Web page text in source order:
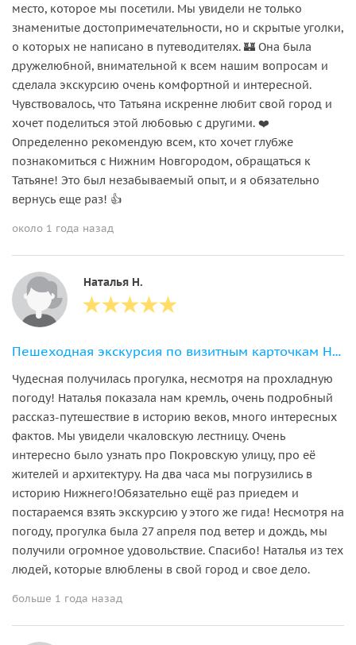
место, которое мы посетили. Мы увидели не только
знаменитые достопримечательности, но и скрытые уголки,
о которых не написано в путеводителях. 🏰 Она была
дружелюбной, внимательной к всем нашим вопросам и
сделала экскурсию очень комфортной и интересной.
Чувствовалось, что Татьяна искренне любит свой город и
хочет поделиться этой любовью с другими. ❤️
Определенно рекомендую всем, кто хочет глубже
познакомиться с Нижним Новгородом, обращаться к
Татьяне! Это был незабываемый опыт, и я обязательно
вернусь еще раз! 👍
около 1 года назад
Наталья Н.
Пешеходная экскурсия по визитным карточкам Нижнего Новгорода
Чудесная получилась прогулка, несмотря на прохладную
погоду! Наталья показала нам кремль, очень подробный
рассказ-путешествие в историю веков, много интересных
фактов. Мы увидели чкаловскую лестницу. Очень
интересно было узнать про Покровскую улицу, про её
жителей и архитектуру. На два часа мы погрузились в
историю Нижнего!Обязательно ещё раз приедем и
постараемся взять экскурсию у этого же гида! Несмотря на
погоду, прогулка была 27 апреля под ветер и дождь, мы
получили огромное удовольствие. Спасибо! Наталья из тех
людей, которые влюблены в свой город и свое дело.
больше 1 года назад